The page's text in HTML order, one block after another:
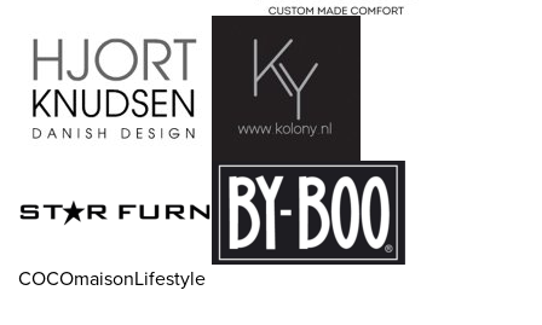
COCOmaisonLifestyle